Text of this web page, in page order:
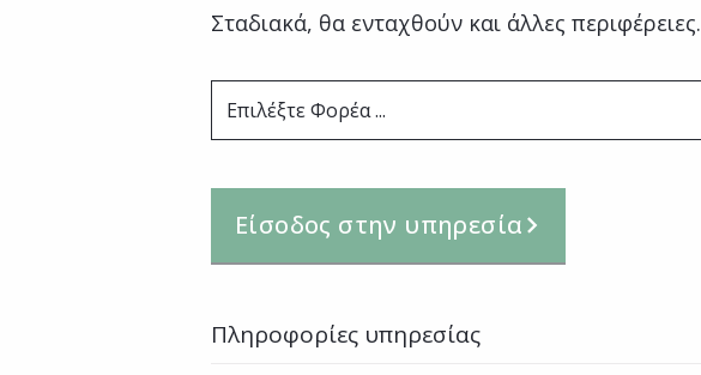
Σταδιακά, θα ενταχθούν και άλλες περιφέρειες.
Επιλέξτε Φορέα ...
Είσοδος στην υπηρεσία
Πληροφορίες υπηρεσίας